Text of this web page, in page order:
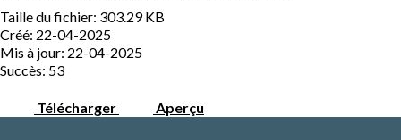
Taille du fichier: 303.29 KB
Créé: 22-04-2025
Mis à jour: 22-04-2025
Succès: 53
Télécharger Aperçu